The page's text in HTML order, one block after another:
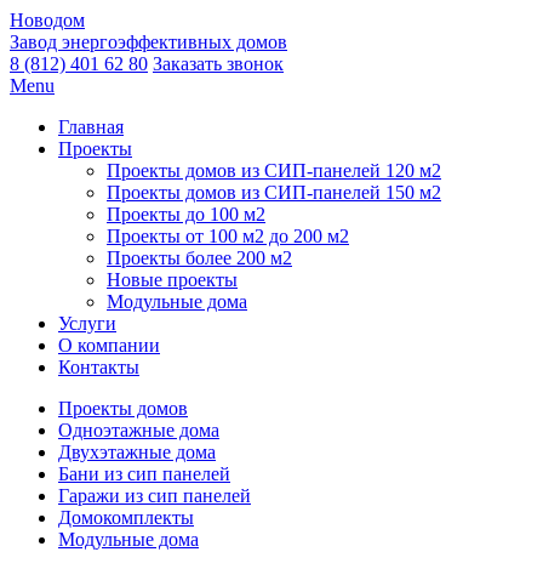
Новодом
Завод энергоэффективных домов
8 (812) 401 62 80 Заказать звонок
Menu
Главная
Проекты
Проекты домов из СИП-панелей 120 м2
Проекты домов из СИП-панелей 150 м2
Проекты до 100 м2
Проекты от 100 м2 до 200 м2
Проекты более 200 м2
Новые проекты
Модульные дома
Услуги
О компании
Контакты
Проекты домов
Одноэтажные дома
Двухэтажные дома
Бани из сип панелей
Гаражи из сип панелей
Домокомплекты
Модульные дома